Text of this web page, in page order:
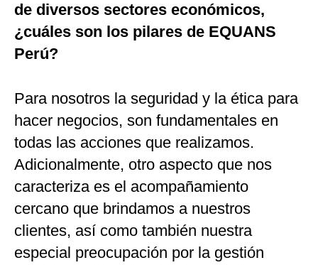
de diversos sectores económicos,
¿cuáles son los pilares de EQUANS
Perú?
Para nosotros la seguridad y la ética para
hacer negocios, son fundamentales en
todas las acciones que realizamos.
Adicionalmente, otro aspecto que nos
caracteriza es el acompañamiento
cercano que brindamos a nuestros
clientes, así como también nuestra
especial preocupación por la gestión